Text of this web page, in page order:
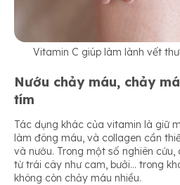
Vitamin C giúp làm lành vết
Nướu chảy máu, chảy
tím
Tác dụng khác của vitamin là giữ
làm đông máu, và collagen cần
và nướu. Trong một số nghiên
từ trái cây như cam, bưởi… trong
không còn chảy máu nhiều.